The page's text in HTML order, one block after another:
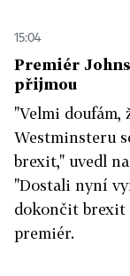
15:04
Premiér
přijmou
"Velmi doufám,
Westminsteru
brexit," uvedl
"Dostali nyní
dokončit brexit
premiér.